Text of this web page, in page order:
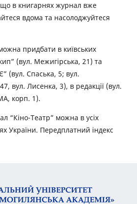
в книгарнях журнал вже
вдома та насолоджуйтеся
придбати в київських
(вул. Межигірська, 21) та
(вул. Спаська, 5; вул.
вул. Лисенка, 3), в редакції (вул.
корп. 1).
“Кіно-Театр” можна в усіх
України. Передплатний індекс